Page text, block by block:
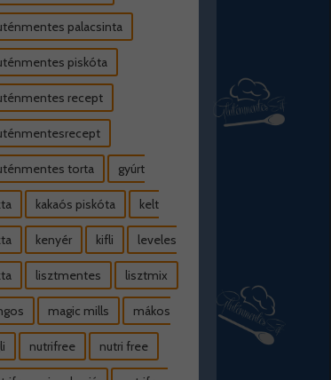
palacsinta
piskóta
recept
torta gyúrt
kakaós piskóta kelt
kenyér kifli leveles
lisztmentes lisztmix
magic mills mákos
nutrifree nutri free